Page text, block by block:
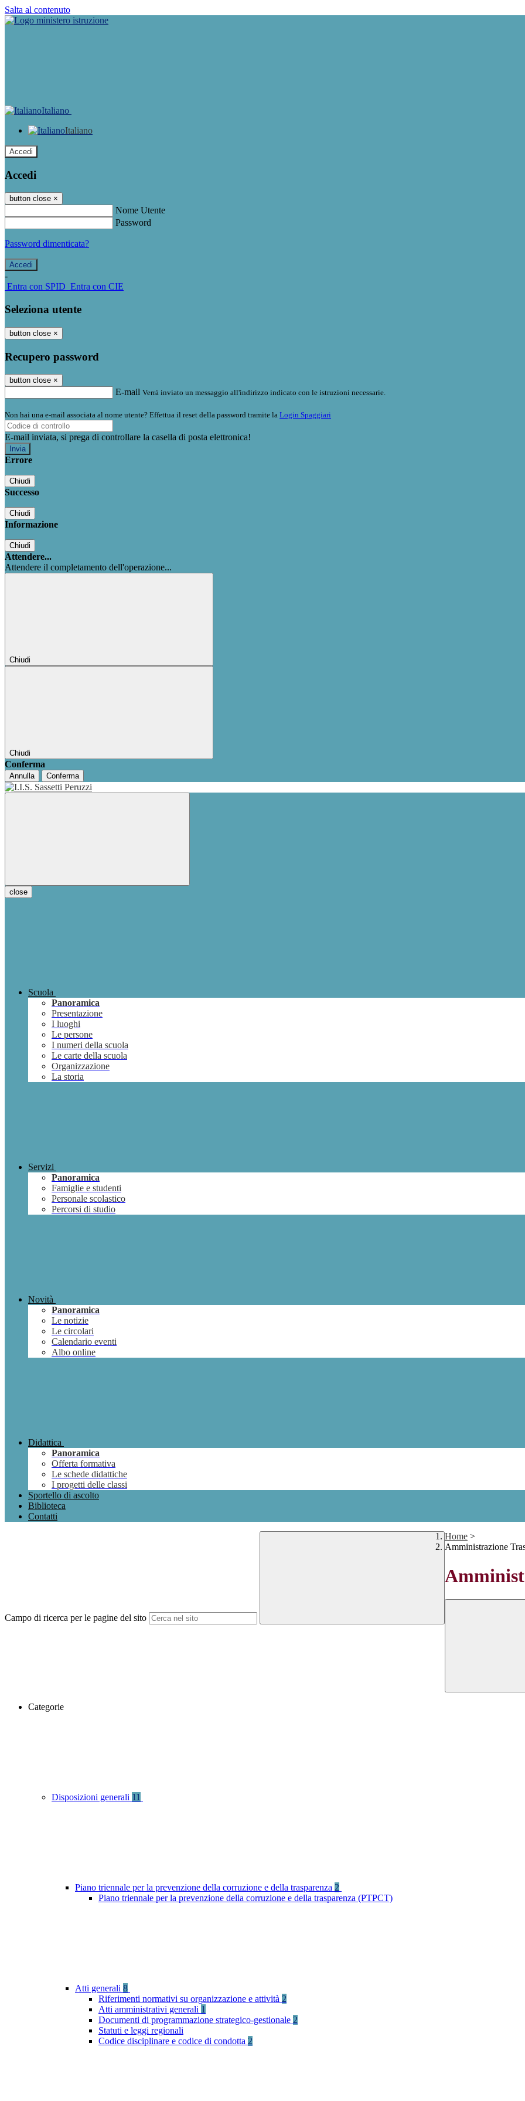
Salta al contenuto
Italiano
Italiano
Accedi
Accedi
button close ×
Nome Utente
Password
Password dimenticata?
-
Entra con SPID Entra con CIE
Seleziona utente
button close ×
Recupero password
button close ×
E-mail Verrà inviato un messaggio all'indirizzo indicato con le istruzioni necessarie.
Non hai una e-mail associata al nome utente? Effettua il reset della password tramite la Login Spaggiari
E-mail inviata, si prega di controllare la casella di posta elettronica!
Errore
Chiudi
Successo
Chiudi
Informazione
Chiudi
Attendere...
Attendere il completamento dell'operazione...
Chiudi
Chiudi
Conferma
Annulla Conferma
close
Scuola
Panoramica
Presentazione
I luoghi
Le persone
I numeri della scuola
Le carte della scuola
Organizzazione
La storia
Servizi
Panoramica
Famiglie e studenti
Personale scolastico
Percorsi di studio
Novità
Panoramica
Le notizie
Le circolari
Calendario eventi
Albo online
Didattica
Panoramica
Offerta formativa
Le schede didattiche
I progetti delle classi
Sportello di ascolto
Biblioteca
Contatti
Campo di ricerca per le pagine del sito
Home >
Amministrazione
Categorie
Disposizioni generali 11
Piano triennale per la prevenzione della corruzione e della trasparenza 2
Piano triennale per la prevenzione della corruzione e della trasparenza (PTPCT)
Atti generali 8
Riferimenti normativi su organizzazione e attività 2
Atti amministrativi generali 1
Documenti di programmazione strategico-gestionale 2
Statuti e leggi regionali
Codice disciplinare e codice di condotta 2